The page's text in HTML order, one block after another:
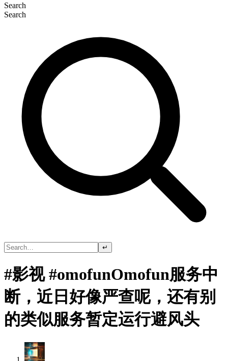
Search
Search
↵
#影视 #omofunOmofun服务中
断，近日好像严查呢，还有别
的类似服务暂定运行避风头